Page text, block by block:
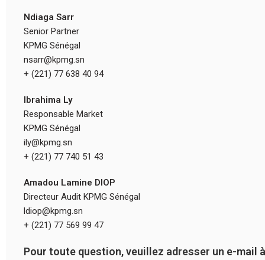
Ndiaga Sarr
Senior Partner
KPMG Sénégal
nsarr@kpmg.sn
+ (221) 77 638 40 94
Ibrahima Ly
Responsable Market
KPMG Sénégal
ily@kpmg.sn
+ (221) 77 740 51 43
Amadou Lamine DIOP
Directeur Audit KPMG Sénégal
ldiop@kpmg.sn
+ (221) 77 569 99 47
Pour toute question, veuillez adresser un e-mail